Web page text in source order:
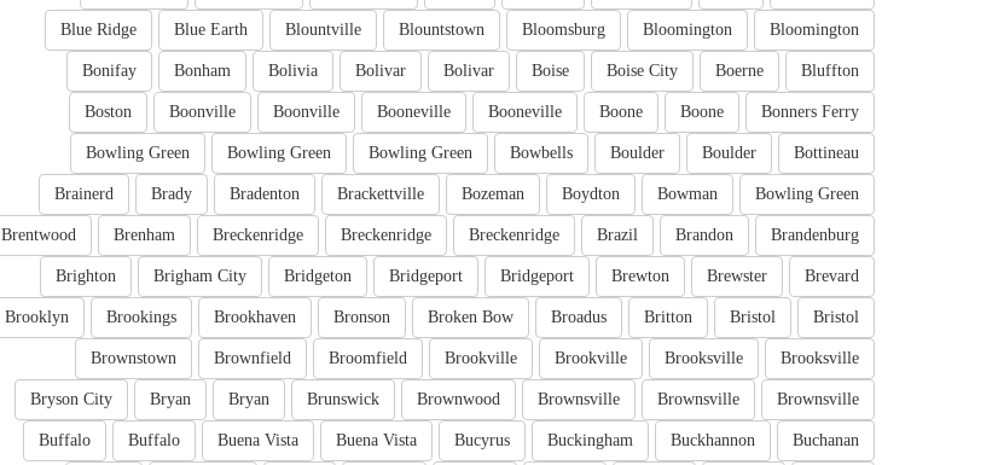
Bloomington
Bloomington
Bloomsburg
Blountstown
Blountville
Blue Earth
Blue Ridge
Bluffton
Boerne
Boise City
Boise
Bolivar
Bolivar
Bolivia
Bonham
Bonifay
Bonners Ferry
Boone
Boone
Booneville
Booneville
Boonville
Boonville
Boston
Bottineau
Boulder
Boulder
Bowbells
Bowling Green
Bowling Green
Bowling Green
Bowling Green
Bowman
Boydton
Bozeman
Brackettville
Bradenton
Brady
Brainerd
Brandenburg
Brandon
Brazil
Breckenridge
Breckenridge
Breckenridge
Brenham
Brentwood
Brevard
Brewster
Brewton
Bridgeport
Bridgeport
Bridgeton
Brigham City
Brighton
Bristol
Bristol
Britton
Broadus
Broken Bow
Bronson
Brookhaven
Brookings
Brooklyn
Brooksville
Brooksville
Brookville
Brookville
Broomfield
Brownfield
Brownstown
Brownsville
Brownsville
Brownsville
Brownwood
Brunswick
Bryan
Bryan
Bryson City
Buchanan
Buckhannon
Buckingham
Bucyrus
Buena Vista
Buena Vista
Buffalo
Buffalo